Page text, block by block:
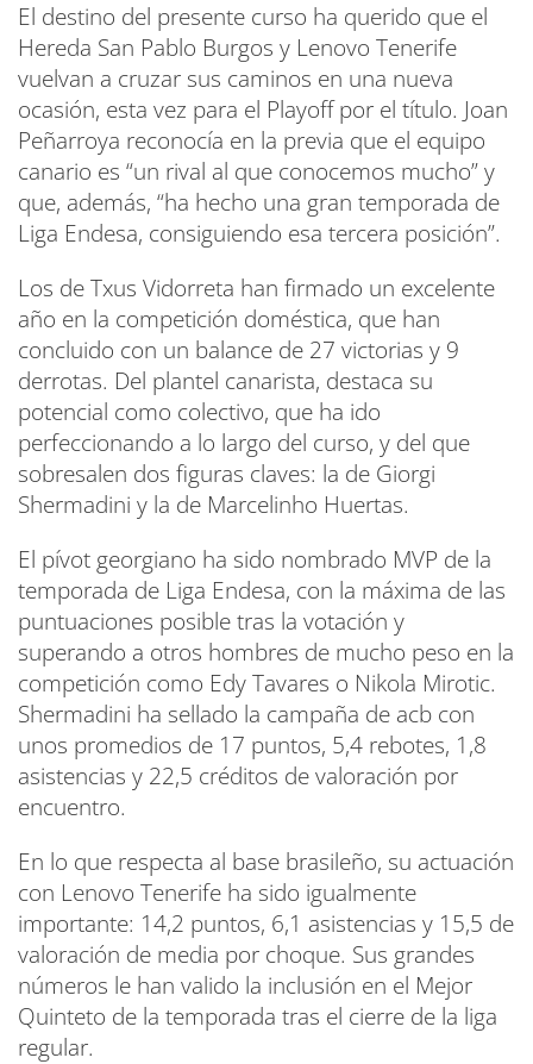
El destino del presente curso ha querido que el
Hereda San Pablo Burgos y Lenovo Tenerife
vuelvan a cruzar sus caminos en una nueva
ocasión, esta vez para el Playoff por el título. Joan
Peñarroya reconocía en la previa que el equipo
canario es “un rival al que conocemos mucho” y
que, además, “ha hecho una gran temporada de
Liga Endesa, consiguiendo esa tercera posición”.
Los de Txus Vidorreta han firmado un excelente
año en la competición doméstica, que han
concluido con un balance de 27 victorias y 9
derrotas. Del plantel canarista, destaca su
potencial como colectivo, que ha ido
perfeccionando a lo largo del curso, y del que
sobresalen dos figuras claves: la de Giorgi
Shermadini y la de Marcelinho Huertas.
El pívot georgiano ha sido nombrado MVP de la
temporada de Liga Endesa, con la máxima de las
puntuaciones posible tras la votación y
superando a otros hombres de mucho peso en la
competición como Edy Tavares o Nikola Mirotic.
Shermadini ha sellado la campaña de acb con
unos promedios de 17 puntos, 5,4 rebotes, 1,8
asistencias y 22,5 créditos de valoración por
encuentro.
En lo que respecta al base brasileño, su actuación
con Lenovo Tenerife ha sido igualmente
importante: 14,2 puntos, 6,1 asistencias y 15,5 de
valoración de media por choque. Sus grandes
números le han valido la inclusión en el Mejor
Quinteto de la temporada tras el cierre de la liga
regular.